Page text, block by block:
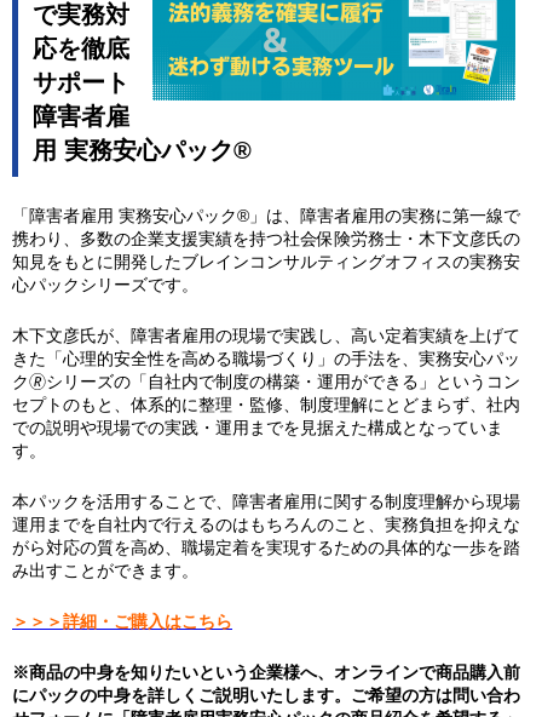
で実務対
応を徹底
サポート
障害者雇
用 実務安心パック®
「障害者雇用 実務安心パック®」は、障害者雇用の実務に第一線で
携わり、多数の企業支援実績を持つ社会保険労務士・木下文彦氏の
知見をもとに開発したブレインコンサルティングオフィスの実務安
心パックシリーズです。
木下文彦氏が、障害者雇用の現場で実践し、高い定着実績を上げて
きた「心理的安全性を高める職場づくり」の手法を、実務安心パッ
ク🄬シリーズの「自社内で制度の構築・運用ができる」というコン
セプトのもと、体系的に整理・監修、制度理解にとどまらず、社内
での説明や現場での実践・運用までを見据えた構成となっていま
す。
本パックを活用することで、障害者雇用に関する制度理解から現場
運用までを自社内で行えるのはもちろんのこと、実務負担を抑えな
がら対応の質を高め、職場定着を実現するための具体的な一歩を踏
み出すことができます。
＞＞＞詳細・ご購入はこちら
※商品の中身を知りたいという企業様へ、オンラインで商品購入前
にパックの中身を詳しくご説明いたします。ご希望の方は問い合わ